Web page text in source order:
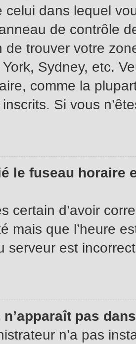
celui dans lequel
de contrôle
de trouver votre
Sydney, etc.
comme la
Si vous
le fuseau horaire
certain d’avoir
mais que l’heure
serveur est
n’apparaît pas
n’a pas